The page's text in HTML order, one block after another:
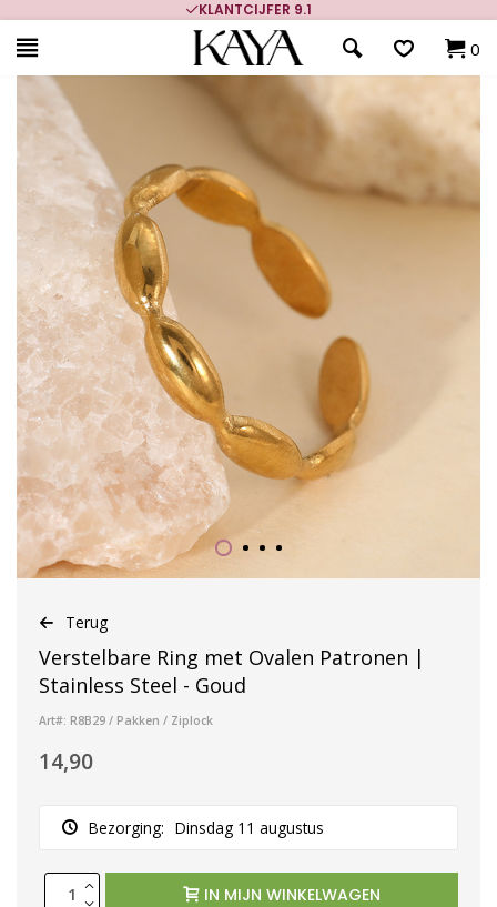
KLANTCIJFER 9.1
0
Terug
Verstelbare Ring met Ovalen Patronen |
Stainless Steel - Goud
Art#: R8B29 / Pakken / Ziplock
14,90
Bezorging: Dinsdag 11 augustus
IN MIJN WINKELWAGEN